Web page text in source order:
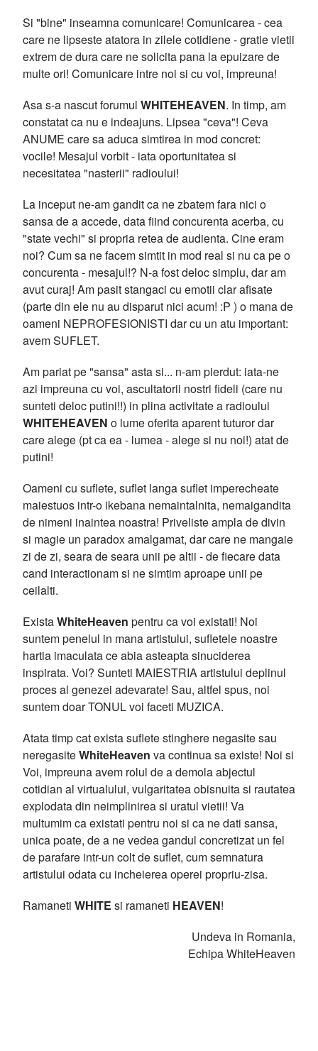
Si "bine" inseamna comunicare! Comunicarea - cea
care ne lipseste atatora in zilele cotidiene - gratie vietii
extrem de dura care ne solicita pana la epuizare de
multe ori! Comunicare intre noi si cu voi, impreuna!
Asa s-a nascut forumul WHITEHEAVEN. In timp, am
constatat ca nu e indeajuns. Lipsea "ceva"! Ceva
ANUME care sa aduca simtirea in mod concret:
vocile! Mesajul vorbit - iata oportunitatea si
necesitatea "nasterii" radioului!
La inceput ne-am gandit ca ne zbatem fara nici o
sansa de a accede, data fiind concurenta acerba, cu
"state vechi" si propria retea de audienta. Cine eram
noi? Cum sa ne facem simtit in mod real si nu ca pe o
concurenta - mesajul!? N-a fost deloc simplu, dar am
avut curaj! Am pasit stangaci cu emotii clar afisate
(parte din ele nu au disparut nici acum! :P ) o mana de
oameni NEPROFESIONISTI dar cu un atu important:
avem SUFLET.
Am pariat pe "sansa" asta si... n-am pierdut: iata-ne
azi impreuna cu voi, ascultatorii nostri fideli (care nu
sunteti deloc putini!!) in plina activitate a radioului
WHITEHEAVEN o lume oferita aparent tuturor dar
care alege (pt ca ea - lumea - alege si nu noi!) atat de
putini!
Oameni cu suflete, suflet langa suflet imperecheate
maiestuos intr-o ikebana nemaintalnita, nemaigandita
de nimeni inaintea noastra! Priveliste ampla de divin
si magie un paradox amalgamat, dar care ne mangaie
zi de zi, seara de seara unii pe altii - de fiecare data
cand interactionam si ne simtim aproape unii pe
ceilalti.
ExistaWhiteHeaven pentru ca voi existati! Noi
suntem penelul in mana artistului, sufletele noastre
hartia imaculata ce abia asteapta sinuciderea
inspirata. Voi? Sunteti MAIESTRIA artistului deplinul
proces al genezei adevarate! Sau, altfel spus, noi
suntem doar TONUL voi faceti MUZICA.
Atata timp cat exista suflete stinghere negasite sau
neregasiteWhiteHeaven va continua sa existe! Noi si
Voi, impreuna avem rolul de a demola abjectul
cotidian al virtualului, vulgaritatea obisnuita si rautatea
explodata din neimplinirea si uratul vietii! Va
multumim ca existati pentru noi si ca ne dati sansa,
unica poate, de a ne vedea gandul concretizat un fel
de parafare intr-un colt de suflet, cum semnatura
artistului odata cu incheierea operei propriu-zisa.
Ramaneti WHITE si ramaneti HEAVEN!
Undeva in Romania,
Echipa WhiteHeaven